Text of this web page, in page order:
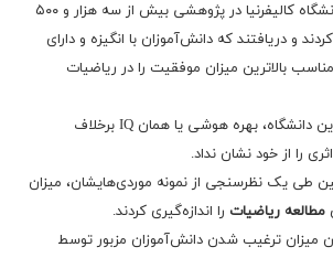
محققان روانشناسی دانشگاه کالیفرنیا در پژوهشی بیش از سه هزار و ۵۰۰
و دریافتند که دانش‌آموزان با انگیزه و دارای
بالاترین میزان موفقیت را در ریاضیات
به گفته کو مورایاما از این دانشگاه، بهره هوشی یا همان IQ برخلاف
را از خود نشان نداد.
طی یک نظرسنجی از نمونه‌ موردی‌هایشان، میزان
مطالعه ریاضیات را اندازه‌گیری کردند.
میزان ترغیب شدن دانش‌آموزان مزبور توسط